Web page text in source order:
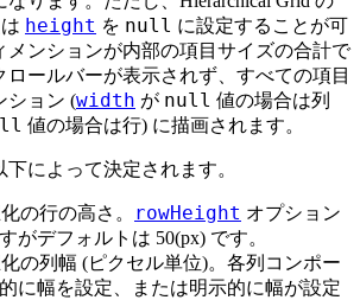
height を null に設定することが可
メンションが内部の項目サイズの合計で
ールバーが表示されず、すべての項目
ション (width が null 値の場合は列
値の場合は行) に描画されます。
によって決定されます。
の行の高さ。 rowHeight オプション
がデフォルトは 50(px) です。
の列幅 (ピクセル単位)。各列コンポー
に幅を設定、または明示的に幅が設定